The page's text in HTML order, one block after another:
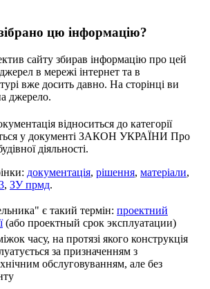
цю інформацію?
сайту збирав інформацію про цей
в мережі інтернет та в
вже досить давно. На сторінці ви
джерело.
відноситься до категорії
у документі ЗАКОН УКРАЇНИ Про
діяльності.
документація, рішення, матеріали,
, ЗУ прмд.
є такий термін: проектний
(або проектный срок эксплуатации)
часу, на протязі якого конструкція
за призначенням з
обслуговуванням, але без